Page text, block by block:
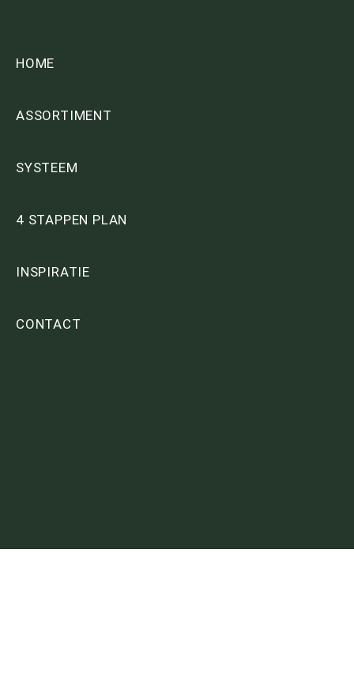
HOME
ASSORTIMENT
SYSTEEM
4 STAPPEN PLAN
INSPIRATIE
CONTACT